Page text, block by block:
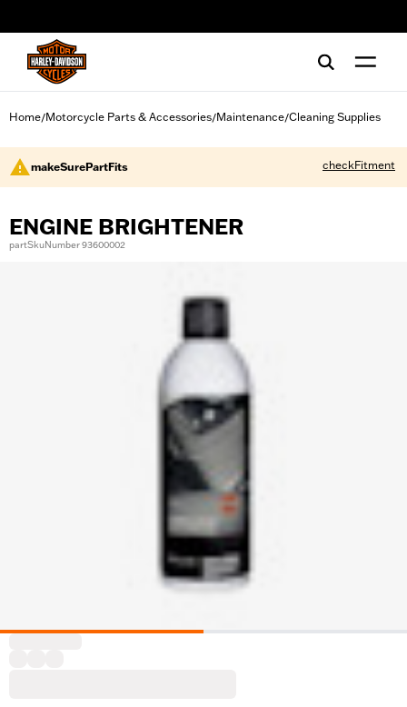
Home/Motorcycle Parts & Accessories/Maintenance/Cleaning Supplies
makeSurePartFits checkFitment
ENGINE BRIGHTENER
partSkuNumber 93600002